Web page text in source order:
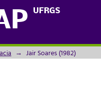
UFRGS
→ Jair Soares (1982)